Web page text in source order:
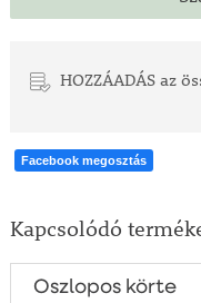
HOZZÁADÁS az
Facebook megosztás
Kapcsolódó
Oszlopos körte